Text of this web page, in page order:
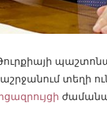
տեղի